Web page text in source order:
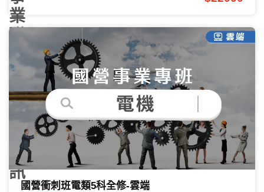
業
聯
招
簡
章
報
名
資
訊
國營衝刺班電類5科全修-雲端